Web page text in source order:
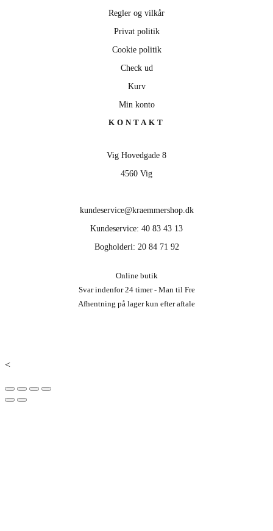
Regler og vilkår
Privat politik
Cookie politik
Check ud
Kurv
Min konto
KONTAKT
Vig Hovedgade 8
4560 Vig
kundeservice@kraemmershop.dk
Kundeservice: 40 83 43 13
Bogholderi: 20 84 71 92
Online butik
Svar indenfor 24 timer - Man til Fre
Afhentning på lager kun efter aftale
<